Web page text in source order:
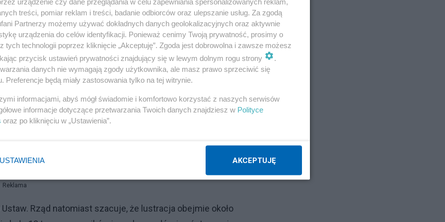
Narodowej. Również IPN w ciągu 5 miesięcy
urzędów. Osoby, które w archiwach widnieją jako
Obejmie ich zakaz zatrudniania w urzędach
Reklama
Rząd natomiast szacuje, że lustracja obejmie około
treści, pomiar reklam i treści, badanie odbiorców oraz ulepszanie usług. Za zgodą
Partnerzy możemy używać dokładnych danych geolokalizacyjnych oraz aktywnie
urządzenia do celów identyfikacji. Ponieważ cenimy Twoją prywatność, prosimy o
tych technologii poprzez kliknięcie „Akceptuję”. Zgoda jest dobrowolna i zawsze możesz
przycisk ustawień prywatności znajdujący się w lewym dolnym rogu strony
.
danych nie wymagają zgody użytkownika, ale masz prawo sprzeciwić się
Preferencje będą miały zastosowania tylko na tej witrynie.
informacjami, abyś mógł świadomie i komfortowo korzystać z naszych serwisów
informacje dotyczące przetwarzania Twoich danych znajdziesz w Polityce
oraz po kliknięciu w „Ustawienia”.
USTAWIENIA AKCEPTUJĘ